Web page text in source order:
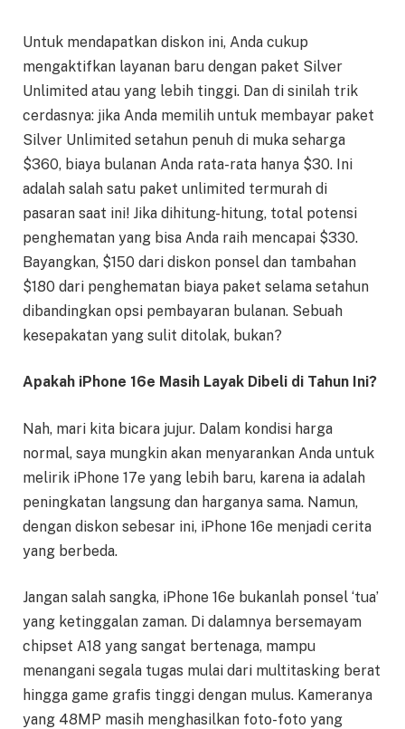
Untuk mendapatkan diskon ini, Anda cukup
mengaktifkan layanan baru dengan paket Silver
Unlimited atau yang lebih tinggi. Dan di sinilah trik
cerdasnya: jika Anda memilih untuk membayar paket
Silver Unlimited setahun penuh di muka seharga
$360, biaya bulanan Anda rata-rata hanya $30. Ini
adalah salah satu paket unlimited termurah di
pasaran saat ini! Jika dihitung-hitung, total potensi
penghematan yang bisa Anda raih mencapai $330.
Bayangkan, $150 dari diskon ponsel dan tambahan
$180 dari penghematan biaya paket selama setahun
dibandingkan opsi pembayaran bulanan. Sebuah
kesepakatan yang sulit ditolak, bukan?
Apakah iPhone 16e Masih Layak Dibeli di Tahun Ini?
Nah, mari kita bicara jujur. Dalam kondisi harga
normal, saya mungkin akan menyarankan Anda untuk
melirik iPhone 17e yang lebih baru, karena ia adalah
peningkatan langsung dan harganya sama. Namun,
dengan diskon sebesar ini, iPhone 16e menjadi cerita
yang berbeda.
Jangan salah sangka, iPhone 16e bukanlah ponsel ‘tua’
yang ketinggalan zaman. Di dalamnya bersemayam
chipset A18 yang sangat bertenaga, mampu
menangani segala tugas mulai dari multitasking berat
hingga game grafis tinggi dengan mulus. Kameranya
yang 48MP masih menghasilkan foto-foto yang